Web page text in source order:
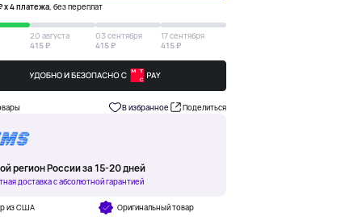
х 4 платежа, без переплат
20 августа
415 ₽
03 сентября
415 ₽
17 сентября
415 ₽
В избранное Поделиться
регион России за 15-20 дней
доставка с абсолютной гарантией
из США Оригинальный товар